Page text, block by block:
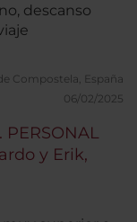
descanso
Compostela, España
06/02/2025
PERSONAL
y Erik,